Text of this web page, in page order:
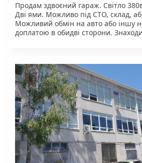
Продам здвоєний гараж. Світло
Дві ями. Можливо під СТО, склад,
Можливий обмін на авто або іншу
доплатою в обидві сторони.